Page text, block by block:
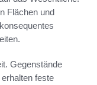
Flächen und
Gegenstände
feste